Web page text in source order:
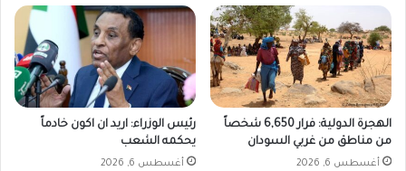
الهجرة الدولية: فرار 6,650 شخصاً
من مناطق من غربي السودان
أغسطس 6, 2026
رئيس الوزراء: اريد ان اكون خادماً
يحكمه الشعب
أغسطس 6, 2026